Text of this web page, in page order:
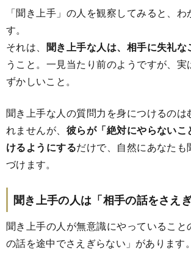
「聞き上手」の人を観察してみると、
す。
それは、 聞き上手な人は、相手に失礼な
うこと。一見当たり前のようですが、
ずかしいこと。
聞き上手な人の質問力を身につけるのは
れませんが、 彼らが「絶対にやらない
けるようにするだけで、自然にあなたも
づけます。
聞き上手の人は「相手の話をさえぎ
聞き上手の人が無意識にやっているこ
の話を途中でさえぎらない」があります。